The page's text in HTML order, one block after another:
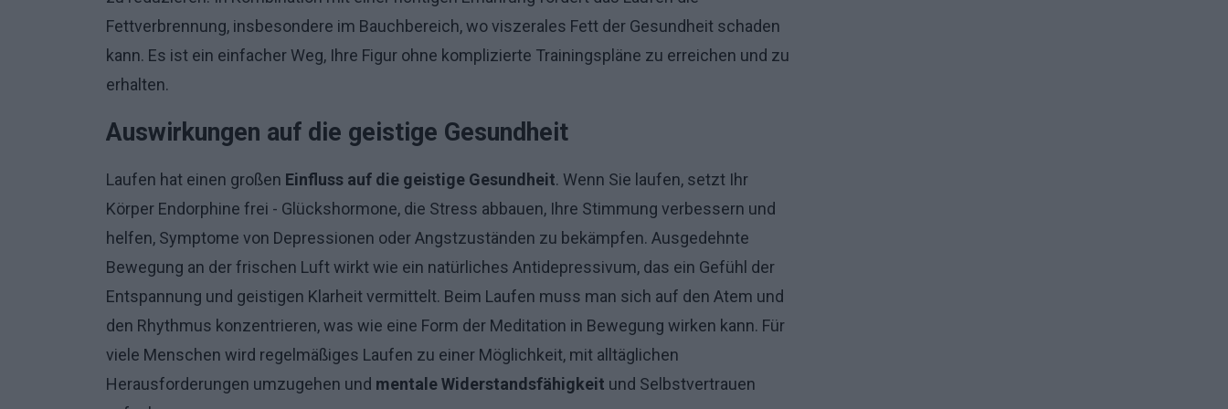
Fettverbrennung, insbesondere im Bauchbereich, wo viszerales Fett der Gesundheit schaden
kann. Es ist ein einfacher Weg, Ihre Figur ohne komplizierte Trainingspläne zu erreichen und zu
erhalten.
Auswirkungen auf die geistige Gesundheit
Laufen hat einen großen Einfluss auf die geistige Gesundheit. Wenn Sie laufen, setzt Ihr
Körper Endorphine frei - Glückshormone, die Stress abbauen, Ihre Stimmung verbessern und
helfen, Symptome von Depressionen oder Angstzuständen zu bekämpfen. Ausgedehnte
Bewegung an der frischen Luft wirkt wie ein natürliches Antidepressivum, das ein Gefühl der
Entspannung und geistigen Klarheit vermittelt. Beim Laufen muss man sich auf den Atem und
den Rhythmus konzentrieren, was wie eine Form der Meditation in Bewegung wirken kann. Für
viele Menschen wird regelmäßiges Laufen zu einer Möglichkeit, mit alltäglichen
Herausforderungen umzugehen und mentale Widerstandsfähigkeit und Selbstvertrauen